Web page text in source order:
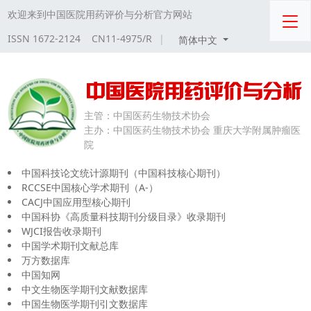
欢迎来到中国医院用药评价与分析官方网站
ISSN 1672-2124 CN11-4975/R
| 简体中文
主管： 中国医药生物技术协会
主办： 中国医药生物技术协会 重庆大学附属肿瘤医
院
中国科技论文统计源期刊（中国科技核心期刊）
RCCSE中国核心学术期刊（A-）
CACJ中国应用型核心期刊
中国科协《高质量科技期刊分级目录》收录期刊
WJCI报告收录期刊
中国学术期刊文献总库
万方数据库
中国知网
中文生物医学期刊文献数据库
中国生物医学期刊引文数据库